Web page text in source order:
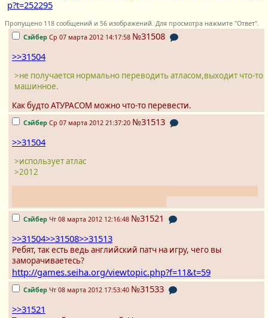
p?t=252295
Пропущено 118 сообщений и 56 изображений. Для просмотра нажмите "Ответ".
Сэйбер Ср 07 марта 2012 14:17:58 №31508
>>31504
>не получается нормально переводить атласом,выходит что-то
машинное.
Как будто АТУРАСОМ можно что-то перевести.
Сэйбер Ср 07 марта 2012 21:37:20 №31513
>>31504
>использует атлас
>2012
Сэйбер Чт 08 марта 2012 12:16:48 №31521
>>31504>>31508>>31513
Ребят, так есть ведь английский патч на игру, чего вы
заморачиваетесь?
http://games.seiha.org/viewtopic.php?f=11&t=59
Сэйбер Чт 08 марта 2012 17:53:40 №31533
>>31521